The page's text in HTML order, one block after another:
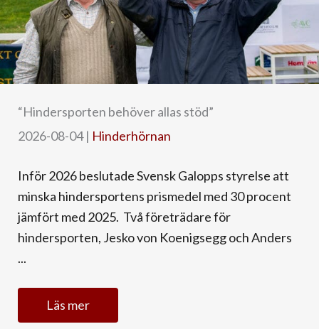
“Hindersporten behöver allas stöd”
2026-08-04| Hinderhörnan
Inför 2026 beslutade Svensk Galopps styrelse att
minska hindersportens prismedel med 30 procent
jämfört med 2025. Två företrädare för
hindersporten, Jesko von Koenigsegg och Anders
...
Läs mer